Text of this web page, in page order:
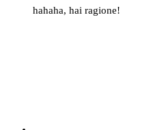
hahaha, hai ragione!